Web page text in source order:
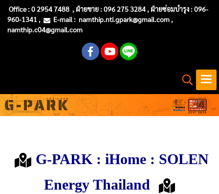
Office :0 2954 7488 , ฝ่ายขาย : 096 275 3284 , ฝ่ายซ่อมบำรุง :096-
960-1341 , E-mail : namthip.nti.gpark@gmail.com ,
namthip.c04@gmail.com
G-PARK : iHome : SOLEN
Energy Thailand